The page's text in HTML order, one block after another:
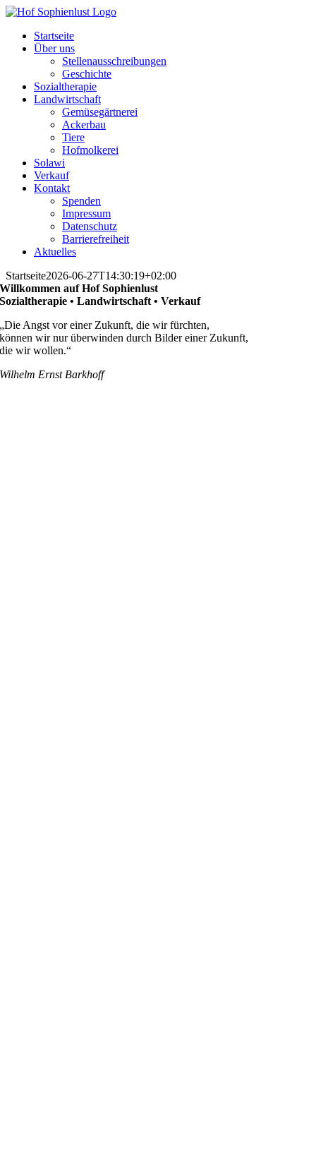
Skip
contentStartseite
Über uns
Stellenausschreibungen
Geschichte
Sozialtherapie
Landwirtschaft
Gemüsegärtnerei
Ackerbau
Tiere
Hofmolkerei
Solawi
Verkauf
Kontakt
Spenden
Impressum
Datenschutz
Barrierefreiheit
Aktuelles
Startseite2026-06-27T14:30:19+02:00
Willkommen auf Hof Sophienlust
Sozialtherapie • Landwirtschaft • Verkauf
„Die Angst vor einer Zukunft, die wir fürchten,
können wir nur überwinden durch Bilder einer Zukunft,
die wir wollen.“
Wilhelm Ernst Barkhoff